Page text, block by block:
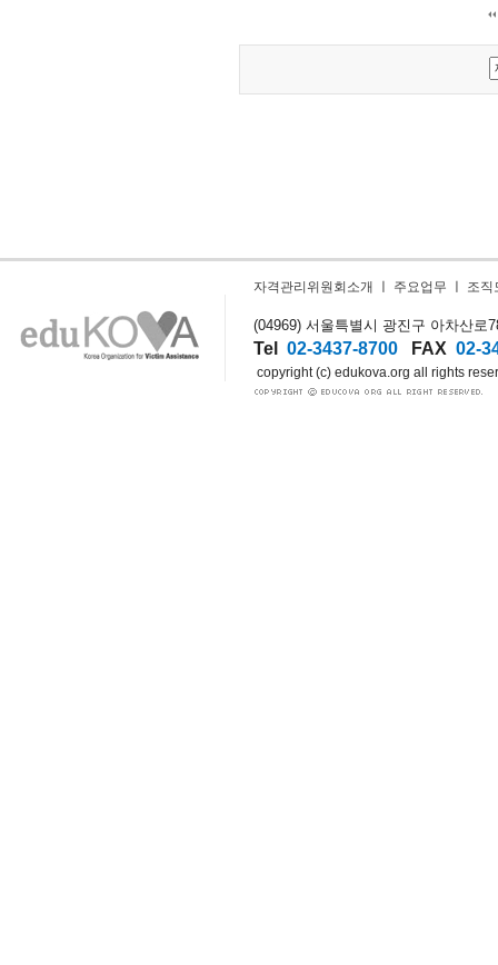
자격관리위원회소개 주요업무 조직
(04969) 서울특별시 광진구 아차산로
Tel 02-3437-8700 FAX 02-
copyright (c) edukova.org all rights